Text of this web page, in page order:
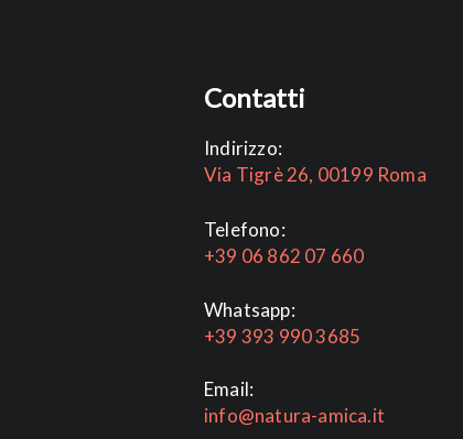
Contatti
Indirizzo:
Via Tigrè 26, 00199 Roma
Telefono:
+39 06 862 07 660
Whatsapp:
+39 393 990 3685
Email:
info@natura-amica.it